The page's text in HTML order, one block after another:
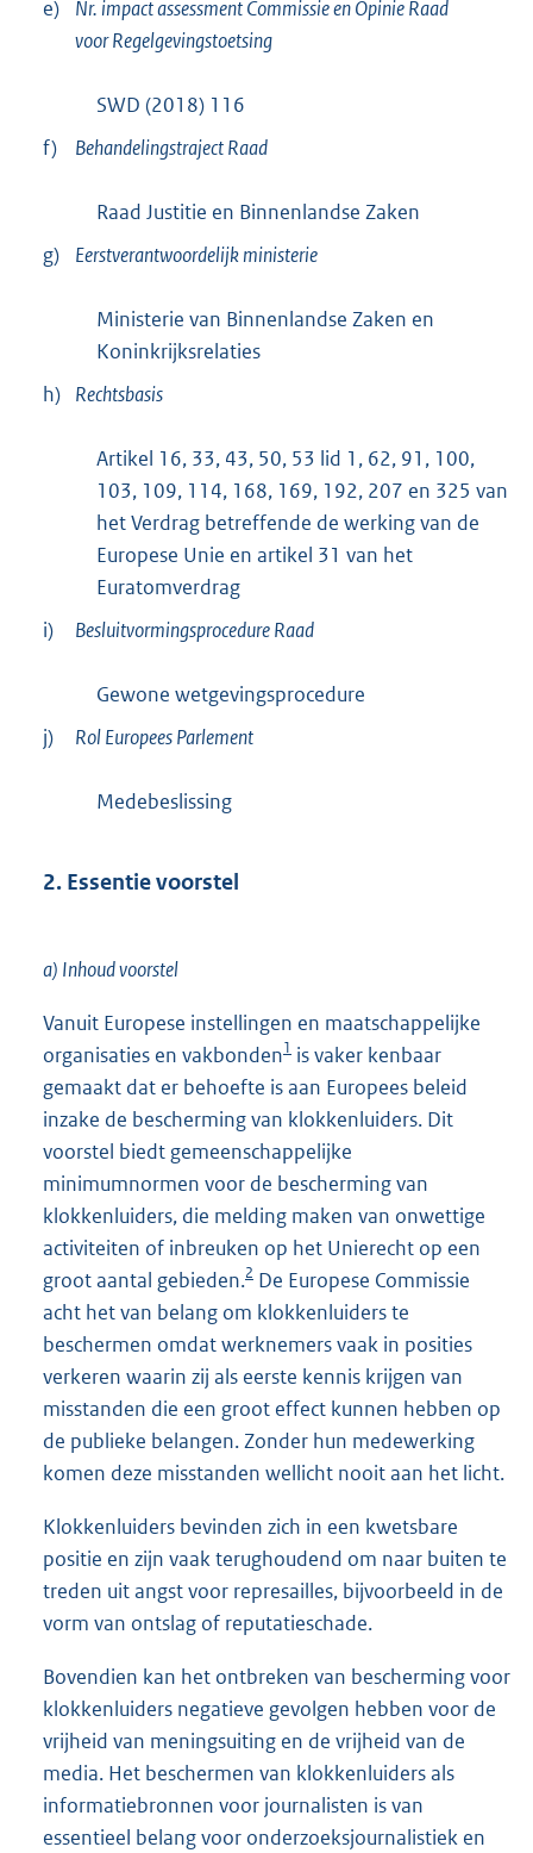
n
k
r
e
i
k
:
e)
Nr. impact assessment Commissie en Opinie Raad
voor Regelgevingstoetsing
SWD (2018) 116
f)
Behandelingstraject Raad
Raad Justitie en Binnenlandse Zaken
g)
Eerstverantwoordelijk ministerie
Ministerie van Binnenlandse Zaken en
Koninkrijksrelaties
h) Rechtsbasis
Artikel 16, 33, 43, 50, 53 lid 1, 62, 91, 100,
103, 109, 114, 168, 169, 192, 207 en 325 van
het Verdrag betreffende de werking van de
Europese Unie en artikel 31 van het
Euratomverdrag
i)
Besluitvormingsprocedure Raad
Gewone wetgevingsprocedure
j)
Rol Europees Parlement
Medebeslissing
2. Essentie voorstel
a) Inhoud voorstel
Vanuit Europese instellingen en maatschappelijke
organisaties en vakbonden1 is vaker kenbaar
gemaakt dat er behoefte is aan Europees beleid
inzake de bescherming van klokkenluiders. Dit
voorstel biedt gemeenschappelijke
minimumnormen voor de bescherming van
klokkenluiders, die melding maken van onwettige
activiteiten of inbreuken op het Unierecht op een
groot aantal gebieden.2 De Europese Commissie
acht het van belang om klokkenluiders te
beschermen omdat werknemers vaak in posities
verkeren waarin zij als eerste kennis krijgen van
misstanden die een groot effect kunnen hebben op
de publieke belangen. Zonder hun medewerking
komen deze misstanden wellicht nooit aan het licht.
Klokkenluiders bevinden zich in een kwetsbare
positie en zijn vaak terughoudend om naar buiten te
treden uit angst voor represailles, bijvoorbeeld in de
vorm van ontslag of reputatieschade.
Bovendien kan het ontbreken van bescherming voor
klokkenluiders negatieve gevolgen hebben voor de
vrijheid van meningsuiting en de vrijheid van de
media. Het beschermen van klokkenluiders als
informatiebronnen voor journalisten is van
essentieel belang voor onderzoeksjournalistiek en